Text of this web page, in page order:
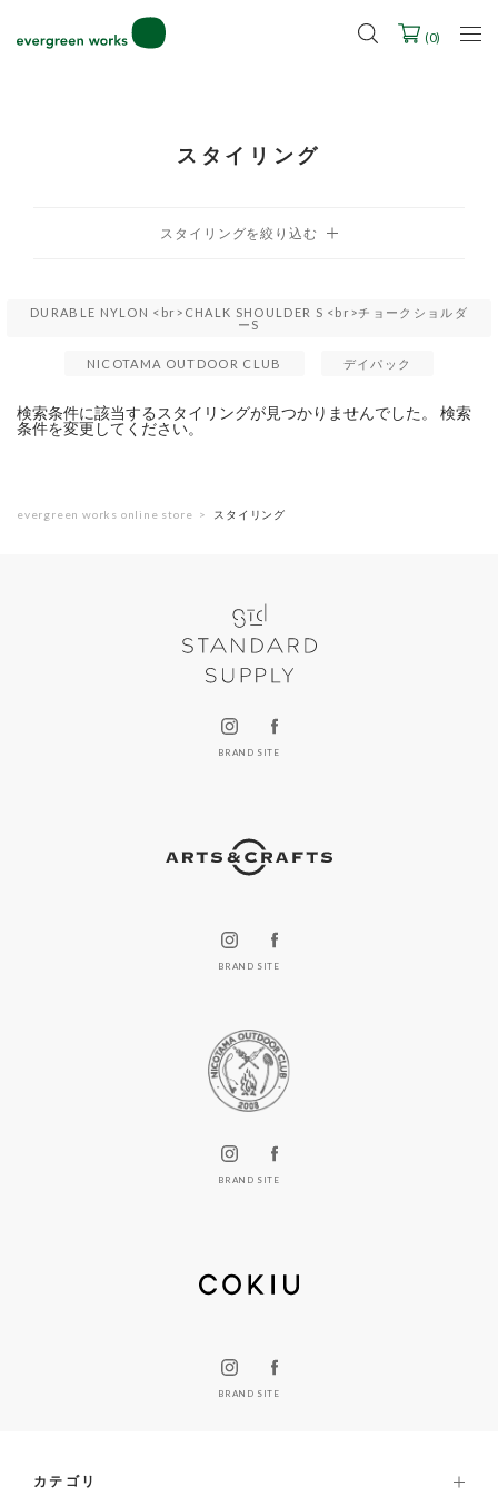
2027年ご入学用ランドセル受注会スケジュール
(0)
スタイリング
DURABLE NYLON <br>CHALK SHOULDER S <br>チョークショルダ
ーS
NICOTAMA OUTDOOR CLUB デイパック
検索条件に該当するスタイリングが見つかりませんでした。 検索
条件を変更してください。
evergreen works online store スタイリング
BRAND SITE
BRAND SITE
BRAND SITE
BRAND SITE
カテゴリ